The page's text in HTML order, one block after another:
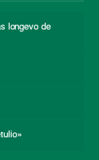
longevo de